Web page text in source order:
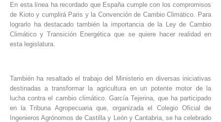
En esta línea ha recordado que España cumple con los compromisos
de Kioto y cumplirá Paris y la Convención de Cambio Climático. Para
lograrlo ha destacado también la importancia de la Ley de Cambio
Climático y Transición Energética que se quiere hacer realidad en
esta legislatura.
También ha resaltado el trabajo del Ministerio en diversas iniciativas
destinadas a transformar la agricultura en un potente motor de la
lucha contra el cambio climático. García Tejerina, que ha participado
en la Tribuna Agropecuaria que, organizada el Colegio Oficial de
Ingenieros Agrónomos de Castilla y León y Cantabria, se ha celebrado